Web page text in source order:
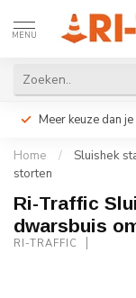
MENU
Meer keuze dan
Home /
Sluishek
storten
Ri-Traffic
dwarsbuis
RI-TRAFFIC